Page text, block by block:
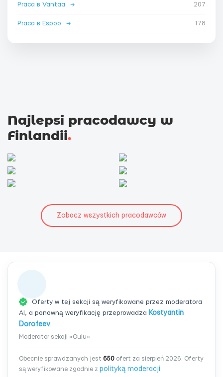
Praca в Vantaa → 207
Praca в Espoo → 178
Najlepsi pracodawcy w
Finlandii.
Zobacz wszystkich pracodawców
Oferty w tej sekcji są weryfikowane przez moderatora
AI, a ponowną weryfikację przeprowadza Kostyantin
Dorofeev.
Moderator sekcji «Oulu»
Obecnie sprawdzanych jest 650 ofert za sierpień 2026. Oferty
są weryfikowane zgodnie z polityką moderacji.